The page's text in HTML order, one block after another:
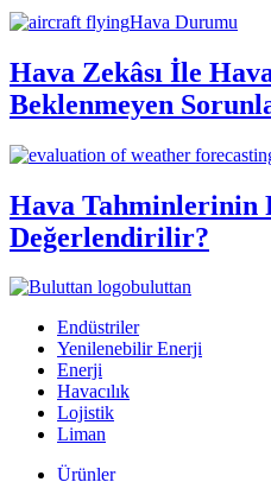
Hava Durumu
Hava Zekâsı İle
Beklenmeyen
Hava Tahminlerinin
Değerlendirilir?
buluttan
Endüstriler
Yenilenebilir Enerji
Enerji
Havacılık
Lojistik
Liman
Ürünler